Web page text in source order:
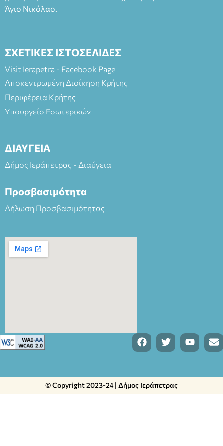
Άγιο Νικόλαο.
ΣΧΕΤΙΚΕΣ ΙΣΤΟΣΕΛΙΔΕΣ
Visit Ierapetra - Facebook Page
Αποκεντρωμένη Διοίκηση Κρήτης
Περιφέρεια Κρήτης
Υπουργείο Εσωτερικών
ΔΙΑΥΓΕΙΑ
Δήμος Ιεράπετρας - Διαύγεια
Προσβασιμότητα
Δήλωση Προσβασιμότητας
© Copyright 2023-24 | Δήμος Ιεράπετρας